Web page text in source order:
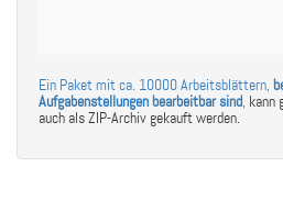
Ein Paket mit ca. 10000 Arbeitsblättern,
Aufgabenstellungen bearbeitbar sind, kann
auch als ZIP-Archiv gekauft werden.